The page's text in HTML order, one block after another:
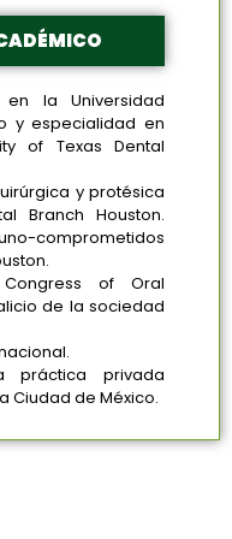
la Universidad
y especialidad en
of Texas Dental
y protésica
Branch Houston.
comprometidos
of Oral
de la sociedad
práctica privada
Ciudad de México.